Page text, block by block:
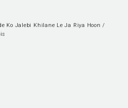
Ko Jalebi Khilane Le Ja Riya Hoon /